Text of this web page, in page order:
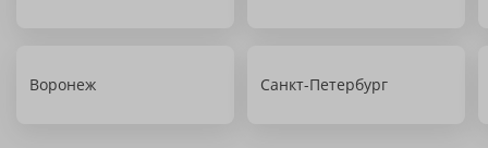
Воронеж Санкт-Петербург